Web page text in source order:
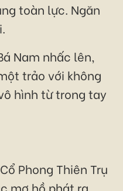
toàn lực. Ngăn
Nam nhấc lên,
trảo với không
hình từ trong tay
Phong Thiên Trụ
mơ hồ phát ra